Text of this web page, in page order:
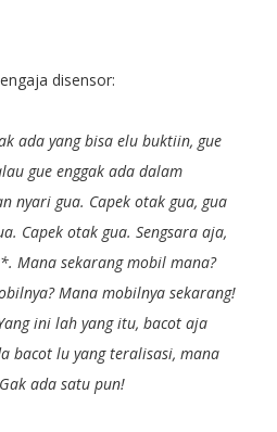
disensor:
ada yang bisa elu buktiin, gue
gue enggak ada dalam
nyari gua. Capek otak gua, gua
Capek otak gua. Sengsara aja,
Mana sekarang mobil mana?
Mana mobilnya sekarang!
ini lah yang itu, bacot aja
bacot lu yang teralisasi, mana
ada satu pun!